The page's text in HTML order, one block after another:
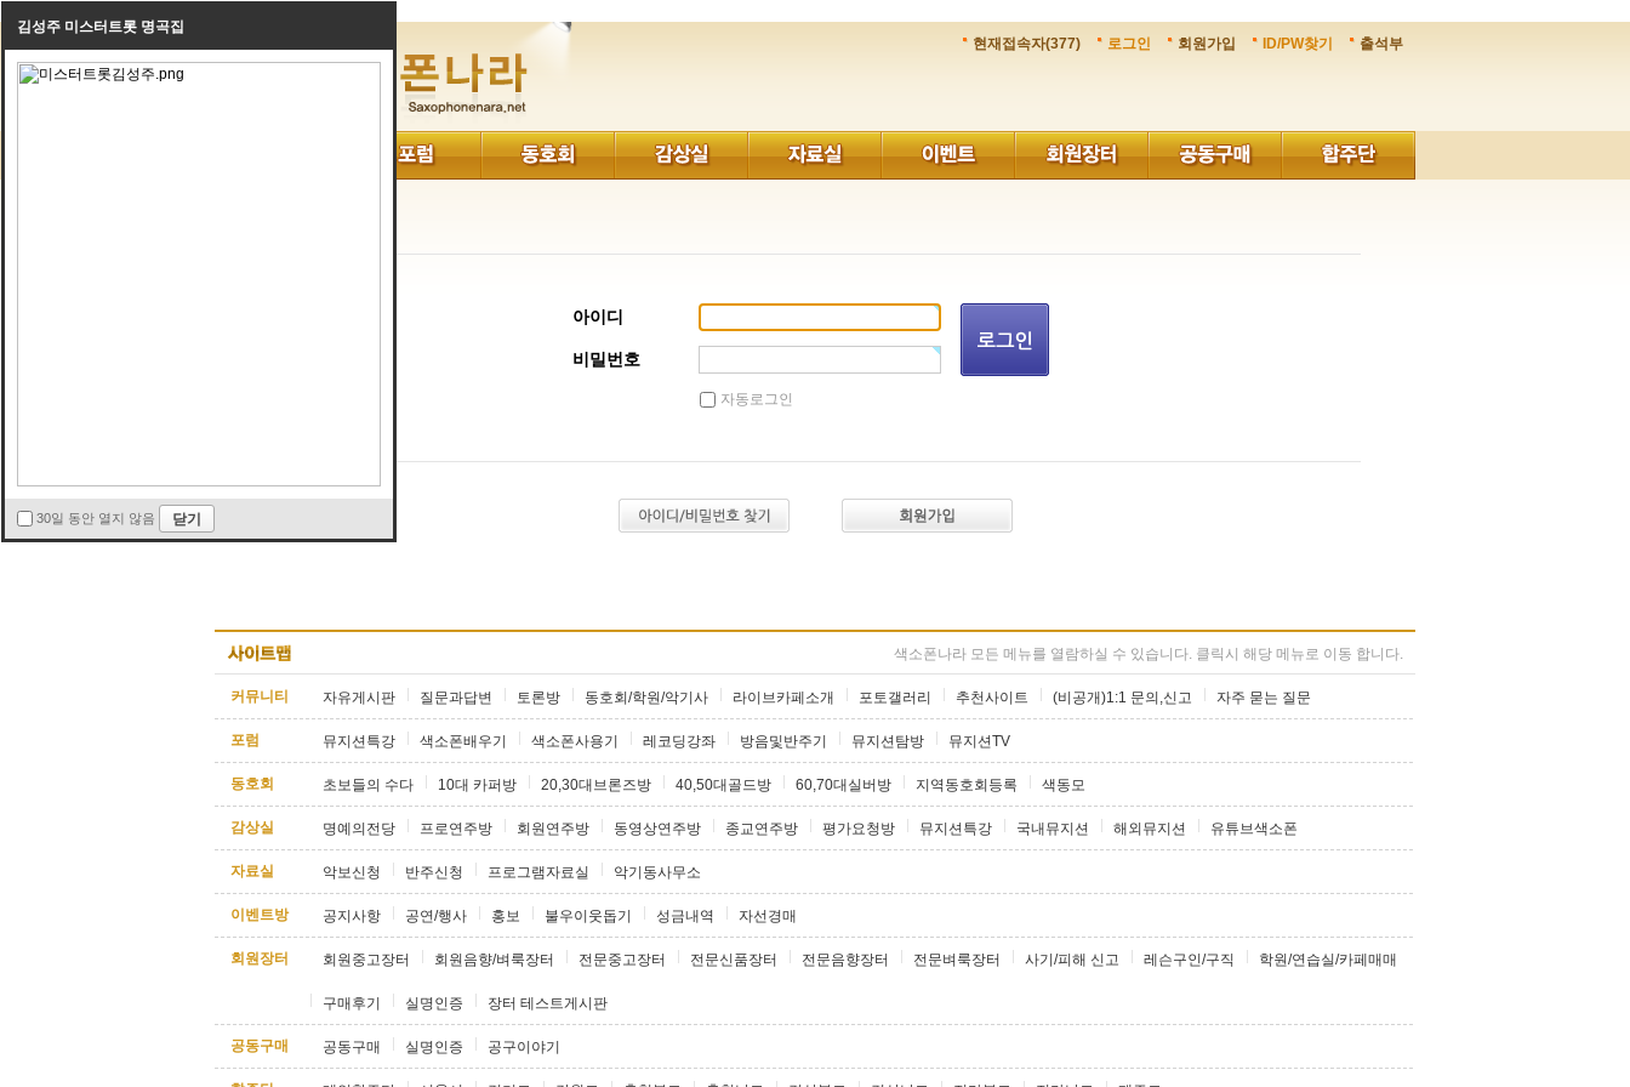
현재접속자(377) 로그인 회원가입 ID/PW찾기 출석부
아이디
비밀번호
자동로그인
색소폰나라 모든 메뉴를 열람하실 수 있습니다. 클릭시 해당 메뉴로 이동 합니다.
커뮤니티 자유게시판 질문과답변 토론방 동호회/학원/악기사 라이브카페소개 포토갤러리 추천사이트 (비공개)1:1 문의,신고 자주 묻는 질문
포럼 뮤지션특강 색소폰배우기 색소폰사용기 레코딩강좌 방음및반주기 뮤지션탐방 뮤지션TV
동호회 초보들의 수다 10대 카퍼방 20,30대브론즈방 40,50대골드방 60,70대실버방 지역동호회등록 색동모
감상실 명예의전당 프로연주방 회원연주방 동영상연주방 종교연주방 평가요청방 뮤지션특강 국내뮤지션 해외뮤지션 유튜브색소폰
자료실 악보신청 반주신청 프로그램자료실 악기동사무소
이벤트방 공지사항 공연/행사 홍보 불우이웃돕기 성금내역 자선경매
회원장터 회원중고장터 회원음향/벼룩장터 전문중고장터 전문신품장터 전문음향장터 전문벼룩장터 사기/피해 신고 레슨구인/구직 학원/연습실/카페매매
구매후기 실명인증 장터 테스트게시판
공동구매 공동구매 실명인증 공구이야기
김성주 미스터트롯 명곡집
30일 동안 열지 않음